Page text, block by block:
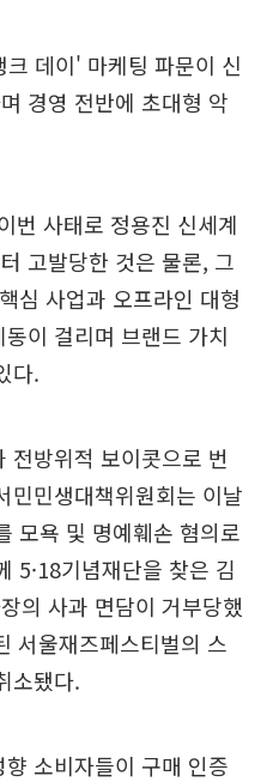
데이' 마케팅 파문이 신
경영 전반에 초대형 악
번 사태로 정용진 신세계
고발당한 것은 물론, 그
심 사업과 오프라인 대형
이 걸리며 브랜드 가치
다.
전방위적 보이콧으로 번
민민생대책위원회는 이날
모욕 및 명예훼손 혐의로
5·18기념재단을 찾은 김
의 사과 면담이 거부당했
서울재즈페스티벌의 스
소됐다.
소비자들이 구매 인증